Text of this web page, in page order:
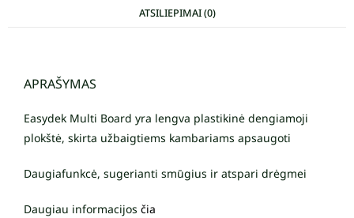
ATSILIEPIMAI (0)
APRAŠYMAS
Easydek Multi Board yra lengva plastikinė dengiamoji
plokštė, skirta užbaigtiems kambariams apsaugoti
Daugiafunkcė, sugerianti smūgius ir atspari drėgmei
Daugiau informacijos čia